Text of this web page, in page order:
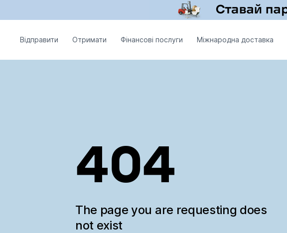
Відправити Отримати Фінансові послуги Міжнародна доставка
404
The page you are requesting does
not exist